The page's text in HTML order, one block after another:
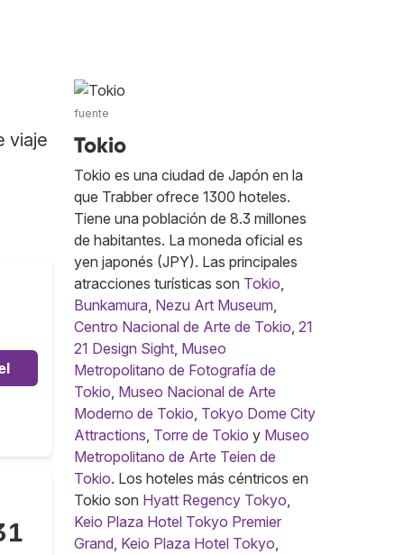
viaje
fuente
Tokio
Tokio es una ciudad de Japón en la
que Trabber ofrece 1300 hoteles.
Tiene una población de 8.3 millones
de habitantes. La moneda oficial es
yen japonés (JPY). Las principales
atracciones turísticas son Tokio,
Bunkamura, Nezu Art Museum,
Centro Nacional de Arte de Tokio, 21
21 Design Sight, Museo
Metropolitano de Fotografía de
Tokio, Museo Nacional de Arte
Moderno de Tokio, Tokyo Dome City
Attractions, Torre de Tokio y Museo
Metropolitano de Arte Teien de
Tokio. Los hoteles más céntricos en
Tokio son Hyatt Regency Tokyo,
Keio Plaza Hotel Tokyo Premier
Grand, Keio Plaza Hotel Tokyo,